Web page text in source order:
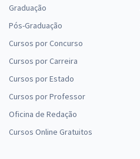
Graduação
Pós-Graduação
Cursos por Concurso
Cursos por Carreira
Cursos por Estado
Cursos por Professor
Oficina de Redação
Cursos Online Gratuitos